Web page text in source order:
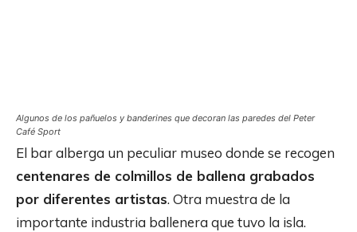
Algunos de los pañuelos y banderines que decoran las paredes del Peter
Café Sport
El bar alberga un peculiar museo donde se recogen
centenares de colmillos de ballena grabados
por diferentes artistas. Otra muestra de la
importante industria ballenera que tuvo la isla.